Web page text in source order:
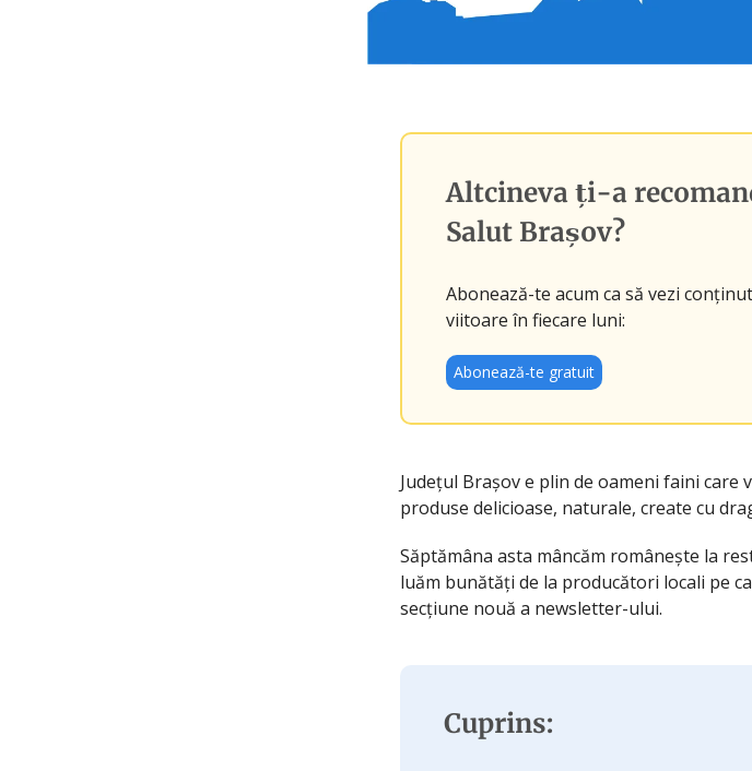
Altcineva ți-a
Salut Brașov?
Abonează-te acum ca să vezi
viitoare în fiecare luni:
Abonează-te gratuit
Județul Brașov e plin de oameni faini care
produse delicioase, naturale, create cu
Săptămâna asta mâncăm românește la
luăm bunătăți de la producători locali pe
secțiune nouă a newsletter-ului.
Cuprins: